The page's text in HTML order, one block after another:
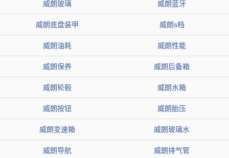
威朗玻璃 威朗蓝牙
威朗底盘装甲 威朗s档
威朗油耗 威朗性能
威朗保养 威朗后备箱
威朗轮毂 威朗水箱
威朗按钮 威朗胎压
威朗变速箱 威朗玻璃水
威朗导航 威朗排气管